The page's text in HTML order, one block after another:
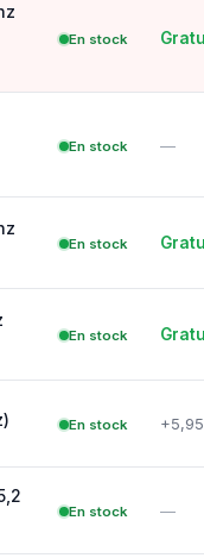
En stock
En stock —
En stock
En stock
En stock
En stock —